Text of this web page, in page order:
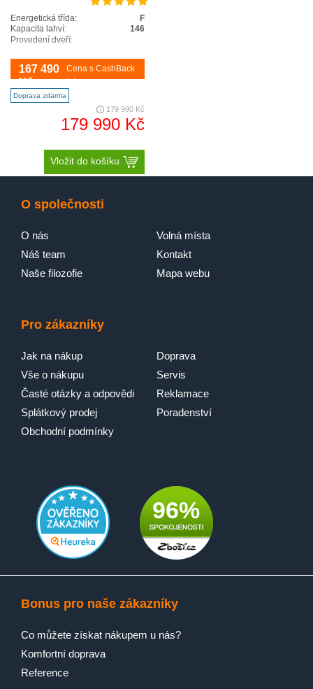
Energetická třída:
F
Kapacita lahví:
146
Provedení dveří:
Obsidian černý (sklo) se sadou
SommelierSet, rošty FlexiFrame a
třemi samostatnými teplotními
zónami. dokonalý ..
167 490
Kč
Cena s CashBack
Info
Doprava zdarma
179 990 Kč
179 990 Kč
Vložit do košíku
O společnosti
O nás
Náš team
Naše filozofie
Volná místa
Kontakt
Mapa webu
Pro zákazníky
Jak na nákup
Vše o nákupu
Časté otázky a odpovědi
Splátkový prodej
Obchodní podmínky
Doprava
Servis
Reklamace
Poradenství
96%
Bonus pro naše zákazníky
Co můžete získat nákupem u nás?
Komfortní doprava
Reference